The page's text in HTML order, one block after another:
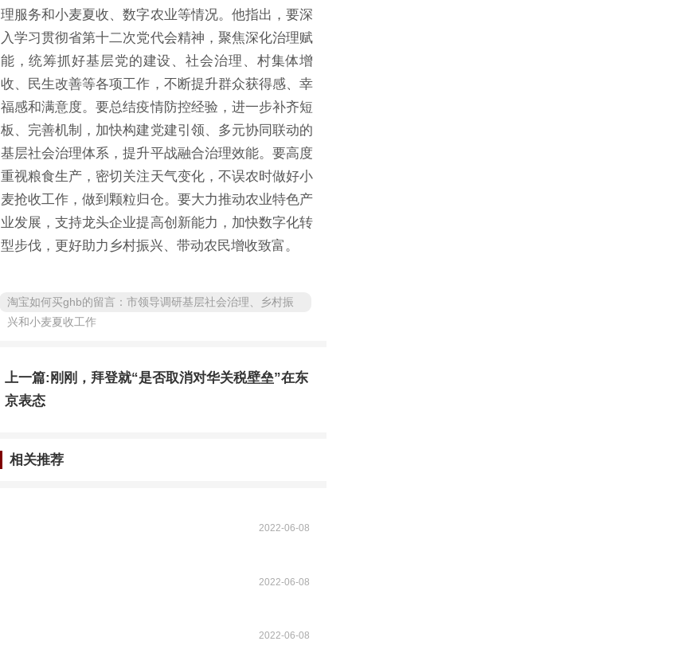
理服务和小麦夏收、数字农业等情况。他指出，要深
入学习贯彻省第十二次党代会精神，聚焦深化治理赋
能，统筹抓好基层党的建设、社会治理、村集体增
收、民生改善等各项工作，不断提升群众获得感、幸
福感和满意度。要总结疫情防控经验，进一步补齐短
板、完善机制，加快构建党建引领、多元协同联动的
基层社会治理体系，提升平战融合治理效能。要高度
重视粮食生产，密切关注天气变化，不误农时做好小
麦抢收工作，做到颗粒归仓。要大力推动农业特色产
业发展，支持龙头企业提高创新能力，加快数字化转
型步伐，更好助力乡村振兴、带动农民增收致富。
淘宝如何买ghb的留言：市领导调研基层社会治理、乡村振
兴和小麦夏收工作
上一篇:刚刚，拜登就“是否取消对华关税壁垒”在东
京表态
相关推荐
2022-06-08
2022-06-08
2022-06-08